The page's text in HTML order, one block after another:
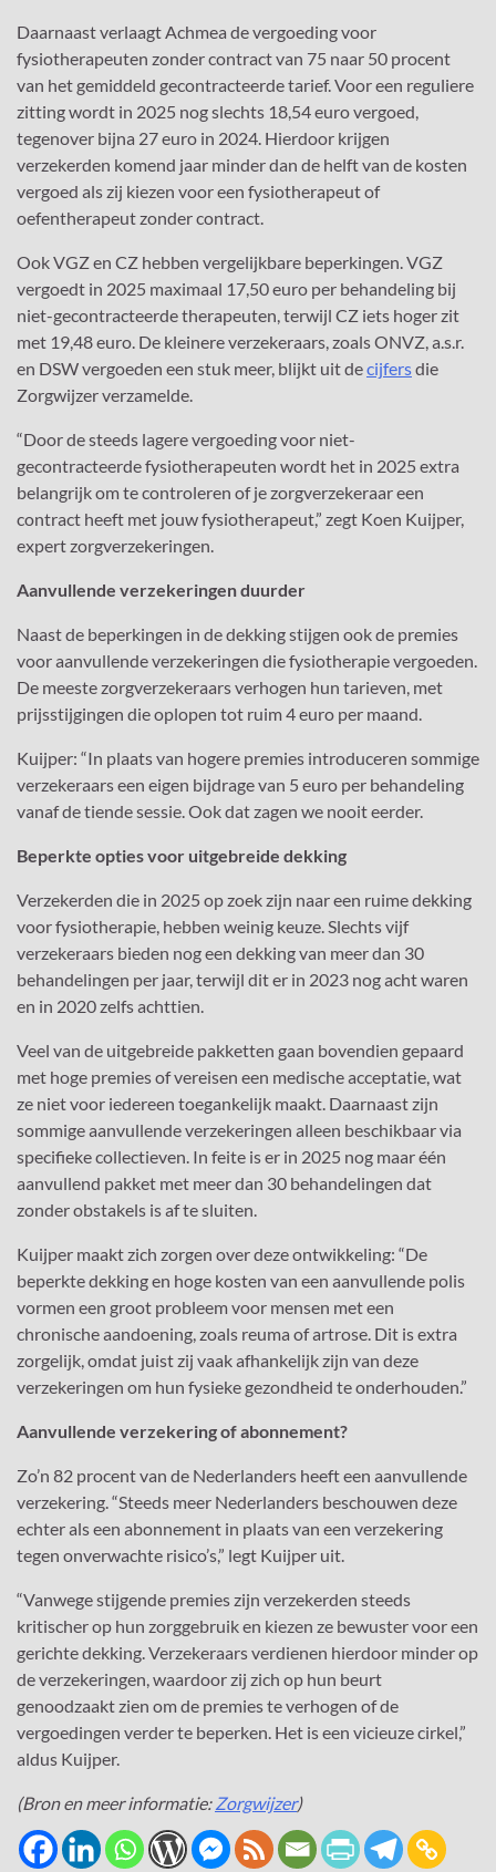
Daarnaast verlaagt Achmea de vergoeding voor
fysiotherapeuten zonder contract van 75 naar 50 procent
van het gemiddeld gecontracteerde tarief. Voor een reguliere
zitting wordt in 2025 nog slechts 18,54 euro vergoed,
tegenover bijna 27 euro in 2024. Hierdoor krijgen
verzekerden komend jaar minder dan de helft van de kosten
vergoed als zij kiezen voor een fysiotherapeut of
oefentherapeut zonder contract.
Ook VGZ en CZ hebben vergelijkbare beperkingen. VGZ
vergoedt in 2025 maximaal 17,50 euro per behandeling bij
niet-gecontracteerde therapeuten, terwijl CZ iets hoger zit
met 19,48 euro. De kleinere verzekeraars, zoals ONVZ, a.s.r.
en DSW vergoeden een stuk meer, blijkt uit decijfersdie
Zorgwijzer verzamelde.
“Door de steeds lagere vergoeding voor niet-
gecontracteerde fysiotherapeuten wordt het in 2025 extra
belangrijk om te controleren of je zorgverzekeraar een
contract heeft met jouw fysiotherapeut,” zegt Koen Kuijper,
expert zorgverzekeringen.
Aanvullende verzekeringen duurder
Naast de beperkingen in de dekking stijgen ook de premies
voor aanvullende verzekeringen die fysiotherapie vergoeden.
De meeste zorgverzekeraars verhogen hun tarieven, met
prijsstijgingen die oplopen tot ruim 4 euro per maand.
Kuijper: “In plaats van hogere premies introduceren sommige
verzekeraars een eigen bijdrage van 5 euro per behandeling
vanaf de tiende sessie. Ook dat zagen we nooit eerder.
Beperkte opties voor uitgebreide dekking
Verzekerden die in 2025 op zoek zijn naar een ruime dekking
voor fysiotherapie, hebben weinig keuze. Slechts vijf
verzekeraars bieden nog een dekking van meer dan 30
behandelingen per jaar, terwijl dit er in 2023 nog acht waren
en in 2020 zelfs achttien.
Veel van de uitgebreide pakketten gaan bovendien gepaard
met hoge premies of vereisen een medische acceptatie, wat
ze niet voor iedereen toegankelijk maakt. Daarnaast zijn
sommige aanvullende verzekeringen alleen beschikbaar via
specifieke collectieven. In feite is er in 2025 nog maar één
aanvullend pakket met meer dan 30 behandelingen dat
zonder obstakels is af te sluiten.
Kuijper maakt zich zorgen over deze ontwikkeling: “De
beperkte dekking en hoge kosten van een aanvullende polis
vormen een groot probleem voor mensen met een
chronische aandoening, zoals reuma of artrose. Dit is extra
zorgelijk, omdat juist zij vaak afhankelijk zijn van deze
verzekeringen om hun fysieke gezondheid te onderhouden.”
Aanvullende verzekering of abonnement?
Zo’n 82 procent van de Nederlanders heeft een aanvullende
verzekering. “Steeds meer Nederlanders beschouwen deze
echter als een abonnement in plaats van een verzekering
tegen onverwachte risico’s,” legt Kuijper uit.
“Vanwege stijgende premies zijn verzekerden steeds
kritischer op hun zorggebruik en kiezen ze bewuster voor een
gerichte dekking. Verzekeraars verdienen hierdoor minder op
de verzekeringen, waardoor zij zich op hun beurt
genoodzaakt zien om de premies te verhogen of de
vergoedingen verder te beperken. Het is een vicieuze cirkel,”
aldus Kuijper.
(Bron en meer informatie:Zorgwijzer)